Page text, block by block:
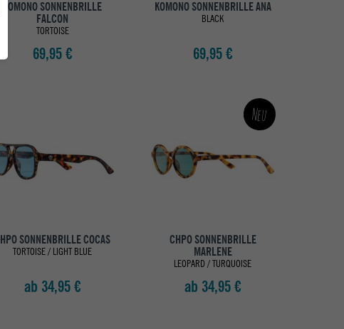
KOMONO SONNENBRILLE
FALCON
TORTOISE
69,95 €
KOMONO SONNENBRILLE ANA
BLACK
69,95 €
SONNENBRILLE COCAS
TORTOISE / LIGHT BLUE
ab 34,95 €
Neu
CHPO SONNENBRILLE
MARLENE
LEOPARD / TURQUOISE
ab 34,95 €